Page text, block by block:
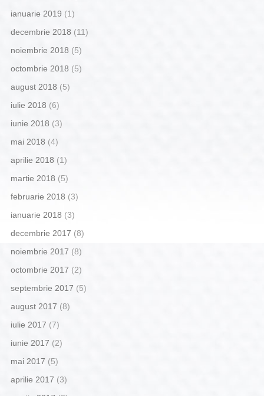
ianuarie 2019 (1)
decembrie 2018 (11)
noiembrie 2018 (5)
octombrie 2018 (5)
august 2018 (5)
iulie 2018 (6)
iunie 2018 (3)
mai 2018 (4)
aprilie 2018 (1)
martie 2018 (5)
februarie 2018 (3)
ianuarie 2018 (3)
decembrie 2017 (8)
noiembrie 2017 (8)
octombrie 2017 (2)
septembrie 2017 (5)
august 2017 (8)
iulie 2017 (7)
iunie 2017 (2)
mai 2017 (5)
aprilie 2017 (3)